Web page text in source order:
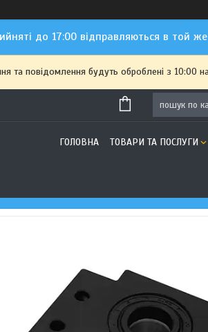
до 17:00 відправляються в той
та повідомлення будуть оброблені з 10:00
ГОЛОВНА ТОВАРИ ТА ПОСЛУГИ